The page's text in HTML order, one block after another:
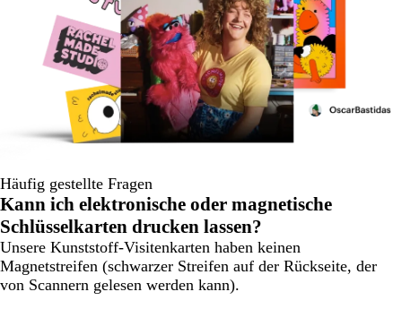
Häufig gestellte Fragen
Kann ich elektronische oder magnetische
Schlüsselkarten drucken lassen?
Unsere Kunststoff-Visitenkarten haben keinen
Magnetstreifen (schwarzer Streifen auf der Rückseite, der
von Scannern gelesen werden kann).